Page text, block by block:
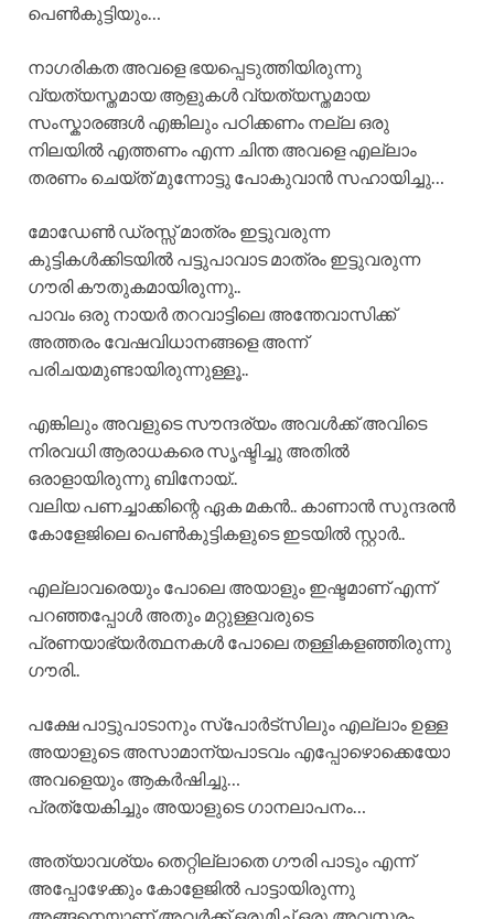
പെൺകുട്ടിയും…
നാഗരികത അവളെ ഭയപ്പെടുത്തിയിരുന്നു
വ്യത്യസ്തമായ ആളുകൾ വ്യത്യസ്തമായ
സംസ്കാരങ്ങൾ എങ്കിലും പഠിക്കണം നല്ല ഒരു
നിലയിൽ എത്തണം എന്ന ചിന്ത അവളെ എല്ലാം
തരണം ചെയ്ത് മുന്നോട്ടു പോകുവാൻ സഹായിച്ചു…
മോഡേൺ ഡ്രസ്സ് മാത്രം ഇട്ടുവരുന്ന
കുട്ടികൾക്കിടയിൽ പട്ടുപാവാട മാത്രം ഇട്ടുവരുന്ന
ഗൗരി കൗതുകമായിരുന്നു..
പാവം ഒരു നായർ തറവാട്ടിലെ അന്തേവാസിക്ക്
അത്തരം വേഷവിധാനങ്ങളെ അന്ന്
പരിചയമുണ്ടായിരുന്നുള്ളൂ..
എങ്കിലും അവളുടെ സൗന്ദര്യം അവൾക്ക് അവിടെ
നിരവധി ആരാധകരെ സൃഷ്ടിച്ചു അതിൽ
ഒരാളായിരുന്നു ബിനോയ്..
വലിയ പണച്ചാക്കിന്റെ ഏക മകൻ.. കാണാൻ സുന്ദരൻ
കോളേജിലെ പെൺകുട്ടികളുടെ ഇടയിൽ സ്റ്റാർ..
എല്ലാവരെയും പോലെ അയാളും ഇഷ്ടമാണ് എന്ന്
പറഞ്ഞപ്പോൾ അതും മറ്റുള്ളവരുടെ
പ്രണയാഭ്യർത്ഥനകൾ പോലെ തള്ളികളഞ്ഞിരുന്നു
ഗൗരി..
പക്ഷേ പാട്ടുപാടാനും സ്പോർട്സിലും എല്ലാം ഉള്ള
അയാളുടെ അസാമാന്യപാടവം എപ്പോഴൊക്കെയോ
അവളെയും ആകർഷിച്ചു…
പ്രത്യേകിച്ചും അയാളുടെ ഗാനലാപനം…
അത്യാവശ്യം തെറ്റില്ലാതെ ഗൗരി പാടും എന്ന്
അപ്പോഴേക്കും കോളേജിൽ പാട്ടായിരുന്നു